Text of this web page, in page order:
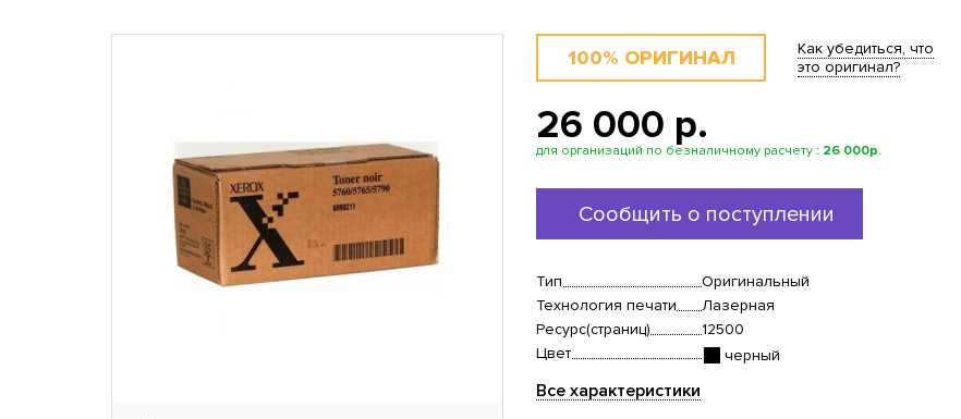
100% ОРИГИНАЛ
Как убедиться, что
это оригинал?
26 000 p.
для организаций по безналичному расчету : 26 000р.
Сообщить о поступлении
Тип
Оригинальный
Технология печати
Лазерная
Ресурс(страниц)
12500
Цвет
черный
Все характеристики